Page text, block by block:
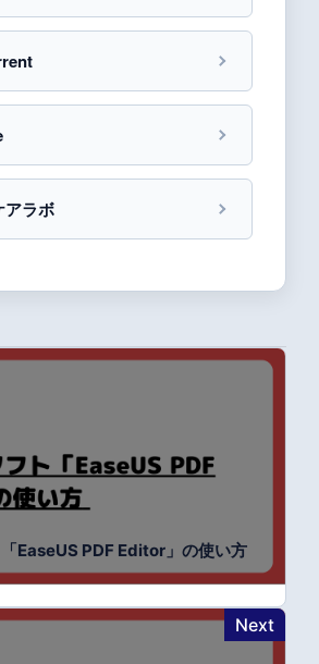
アラボ
EaseUS PDF Editor」の使い方
Next